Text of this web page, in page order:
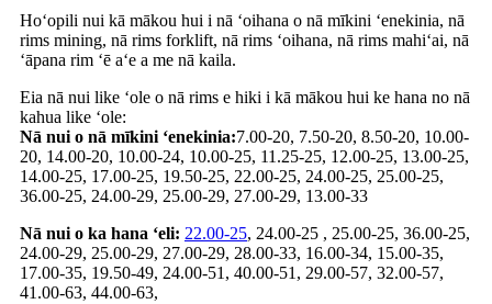
Hoʻopili nui kā mākou hui i nā ʻoihana o nā mīkini ʻenekinia, nā
rims mining, nā rims forklift, nā rims ʻoihana, nā rims mahiʻai, nā
ʻāpana rim ʻē aʻe a me nā kaila.
Eia nā nui like ʻole o nā rims e hiki i kā mākou hui ke hana no nā
kahua like ʻole:
Nā nui o nā mīkini ʻenekinia:7.00-20, 7.50-20, 8.50-20, 10.00-
20, 14.00-20, 10.00-24, 10.00-25, 11.25-25, 12.00-25, 13.00-25,
14.00-25, 17.00-25, 19.50-25, 22.00-25, 24.00-25, 25.00-25,
36.00-25, 24.00-29, 25.00-29, 27.00-29, 13.00-33
Nā nui o ka hana ʻeli: 22.00-25, 24.00-25 , 25.00-25, 36.00-25,
24.00-29, 25.00-29, 27.00-29, 28.00-33, 16.00-34, 15.00-35,
17.00-35, 19.50-49, 24.00-51, 40.00-51, 29.00-57, 32.00-57,
41.00-63, 44.00-63,